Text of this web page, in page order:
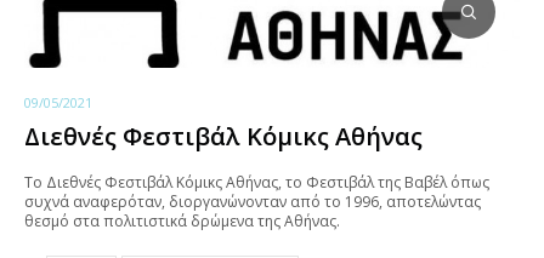
09/05/2021
Διεθνές Φεστιβάλ Κόμικς Αθήνας
Το Διεθνές Φεστιβάλ Κόμικς Αθήνας, το Φεστιβάλ της Βαβέλ όπως
συχνά αναφερόταν, διοργανώνονταν από το 1996, αποτελώντας
θεσμό στα πολιτιστικά δρώμενα της Αθήνας.